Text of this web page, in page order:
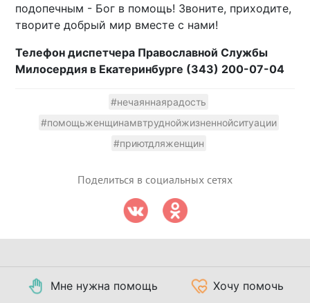
подопечным - Бог в помощь! Звоните, приходите,
творите добрый мир вместе с нами!
Телефон диспетчера Православной Службы
Милосердия в Екатеринбурге (343) 200-07-04
#нечаяннаярадость
#помощьженщинамвтруднойжизненнойситуации
#приютдляженщин
Поделиться в социальных сетях
Мне нужна помощь Хочу помочь